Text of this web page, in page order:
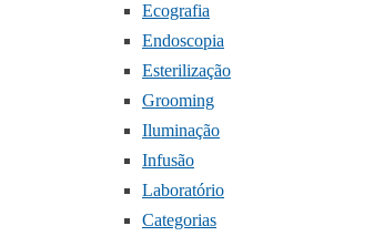
Ecografia
Endoscopia
Esterilização
Grooming
Iluminação
Infusão
Laboratório
Categorias